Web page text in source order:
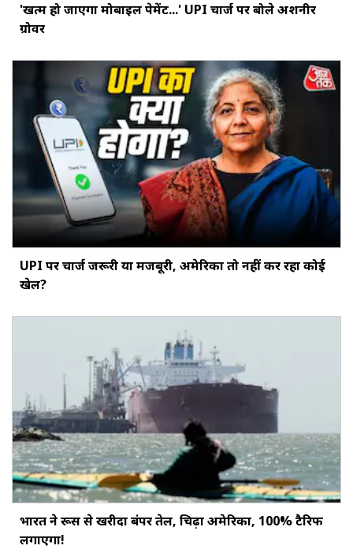
'खत्‍म हो जाएगा मोबाइल पेमेंट...' UPI चार्ज पर बोले अशनीर
ग्रोवर
UPI पर चार्ज जरूरी या मजबूरी, अमेरिका तो नहीं कर रहा कोई
खेल?
भारत ने रूस से खरीदा बंपर तेल, चिढ़ा अमेरिका, 100% टैरिफ
लगाएगा!